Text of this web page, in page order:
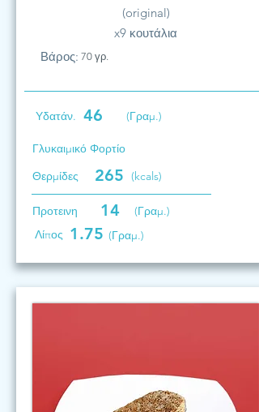
(original)
x9 κουτάλια
Βάρος: 70 γρ.
Υδατάν. 46 (Γραμ.)
Γλυκαιμικό Φορτίο
Θερμίδες
265 (kcals)
Προτεινη 14
(Γραμ.)
Λίπος 1.75 (Γραμ.)